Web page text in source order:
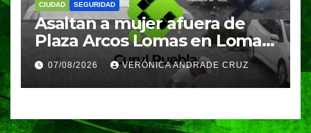
CIUDAD SEGURIDAD
Asaltan a mujer afuera de
Plaza Arcos Lomas en Lomas
de Angelópolis; delincuentes
huyeron en auto
07/08/2026 VERÓNICA ANDRADE CRUZ